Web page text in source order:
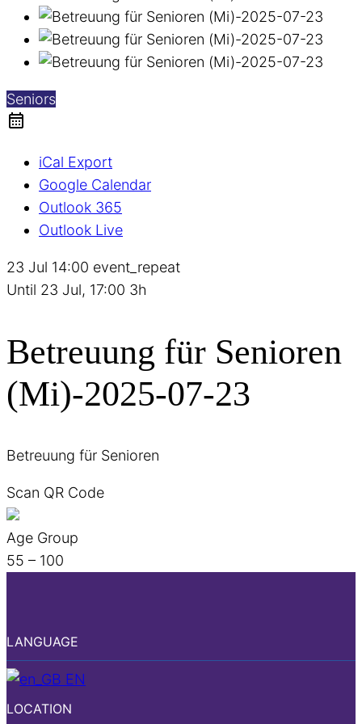
Seniors
iCal Export
Google Calendar
Outlook 365
Outlook Live
23 Jul 14:00 event_repeat
Until 23 Jul, 17:00 3h
Betreuung für Senioren
(Mi)-2025-07-23
Betreuung für Senioren
Scan QR Code
Age Group
55 – 100
LANGUAGE
EN
LOCATION